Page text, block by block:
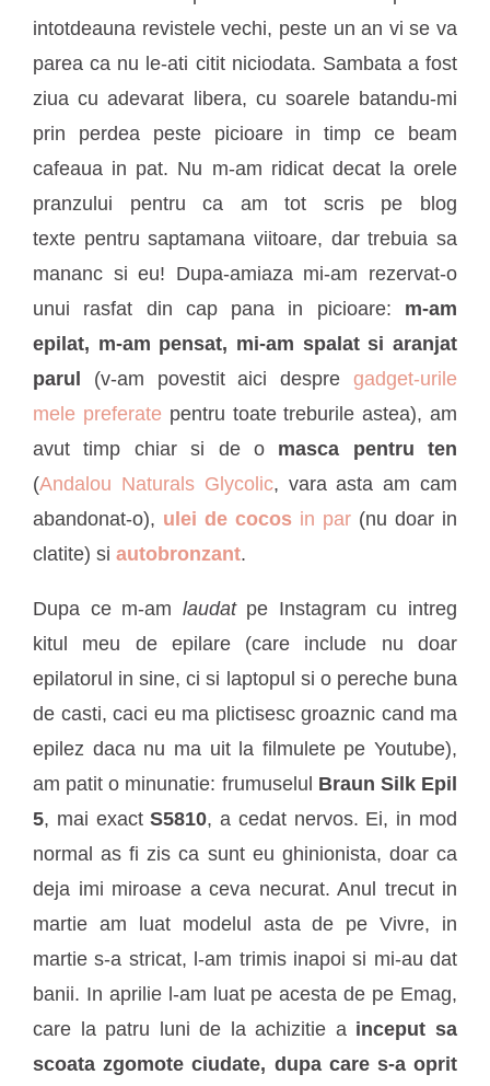
intotdeauna revistele vechi, peste un an vi se va
parea ca nu le-ati citit niciodata. Sambata a fost
ziua cu adevarat libera, cu soarele batandu-mi
prin perdea peste picioare in timp ce beam
cafeaua in pat. Nu m-am ridicat decat la orele
pranzului pentru ca am tot scris pe blog
texte pentru saptamana viitoare, dar trebuia sa
mananc si eu! Dupa-amiaza mi-am rezervat-o
unui rasfat din cap pana in picioare: m-am
epilat, m-am pensat, mi-am spalat si aranjat
parul (v-am povestit aici despre gadget-urile
mele preferate pentru toate treburile astea), am
avut timp chiar si de o masca pentru ten
(Andalou Naturals Glycolic, vara asta am cam
abandonat-o), ulei de cocos in par (nu doar in
clatite) si autobronzant.
Dupa ce m-am laudatpe Instagram cu intreg
kitul meu de epilare (care include nu doar
epilatorul in sine, ci si laptopul si o pereche buna
de casti, caci eu ma plictisesc groaznic cand ma
epilez daca nu ma uit la filmulete pe Youtube),
am patit o minunatie: frumuselul Braun Silk Epil
5, mai exactS5810, a cedat nervos. Ei, in mod
normal as fi zis ca sunt eu ghinionista, doar ca
deja imi miroase a ceva necurat. Anul trecut in
martie am luat modelul asta de pe Vivre, in
martie s-a stricat, l-am trimis inapoi si mi-au dat
banii. In aprilie l-am luat pe acesta de pe Emag,
care la patru luni de la achizitie a inceput sa
scoata zgomote ciudate, dupa care s-a oprit